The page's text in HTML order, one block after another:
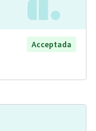
Acceptada